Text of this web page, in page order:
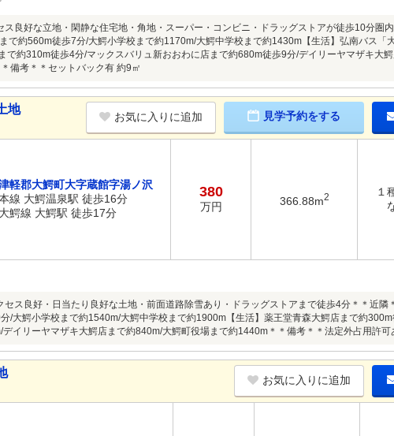
ス良好な立地・閑静な住宅地・角地・スーパー・コンビニ・ドラッグストアが徒歩10分圏
で約560m徒歩7分/大鰐小学校まで約1170m/大鰐中学校まで約1430m【生活】弘南バス「
で約310m徒歩4分/マックスバリュ新おおわに店まで約680m徒歩9分/デイリーヤマザキ大
備考＊＊セットバック有 約9㎡
地
お気に入りに追加 見学予約をする
軽郡大鰐町大字蔵館字湯ノ沢
線 大鰐温泉駅 徒歩16分
鰐線 大鰐駅 徒歩17分
380
万円 366.88m2
１
セス良好・日当たり良好な土地・前面道路除雪あり・ドラッグストアまで徒歩4分＊＊近隣
/大鰐小学校まで約1540m/大鰐中学校まで約1900m【生活】薬王堂青森大鰐店まで約
イリーヤマザキ大鰐店まで約840m/大鰐町役場まで約1440m＊＊備考＊＊法定外占用許可
お気に入りに追加